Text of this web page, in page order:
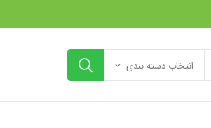
انتخاب دسته بندی